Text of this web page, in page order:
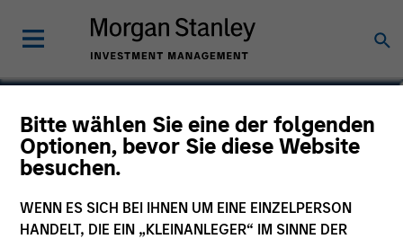
Bitte wählen Sie eine der folgenden
Optionen, bevor Sie diese Website
besuchen.
WENN ES SICH BEI IHNEN UM EINE EINZELPERSON
HANDELT, DIE EIN „KLEINANLEGER“ IM SINNE DER
Michael Adams
Vice President